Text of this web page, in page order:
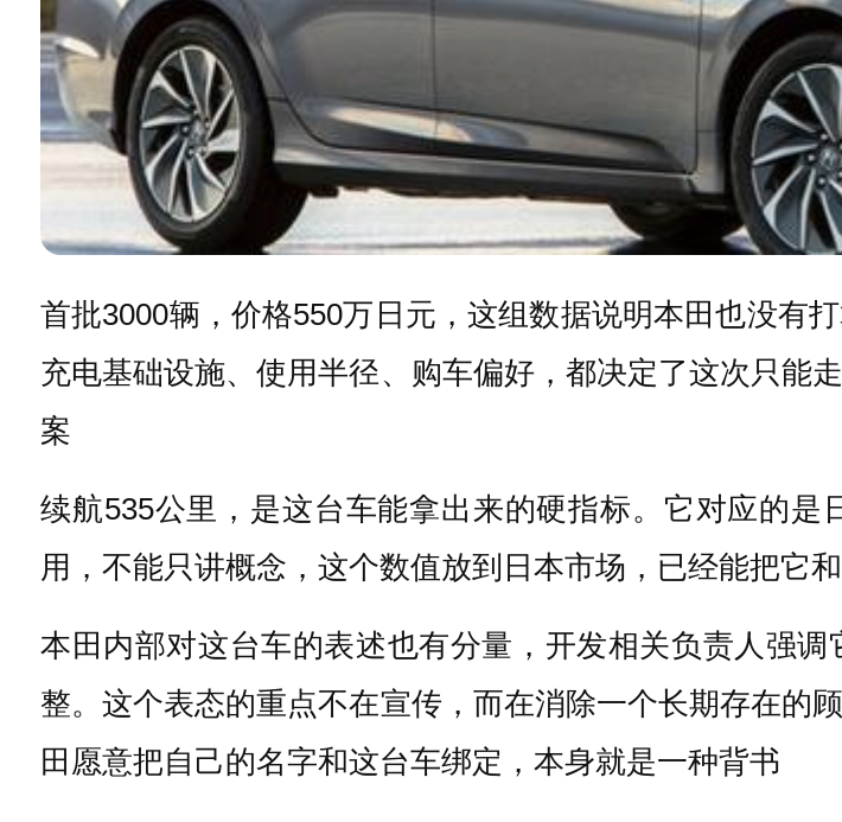
首批3000辆，价格550万日元，这组数据说明本田也没有
充电基础设施、使用半径、购车偏好，都决定了这次只能
案
续航535公里，是这台车能拿出来的硬指标。它对应的
用，不能只讲概念，这个数值放到日本市场，已经能把它
本田内部对这台车的表述也有分量，开发相关负责人强
整。这个表态的重点不在宣传，而在消除一个长期存在的
田愿意把自己的名字和这台车绑定，本身就是一种背书